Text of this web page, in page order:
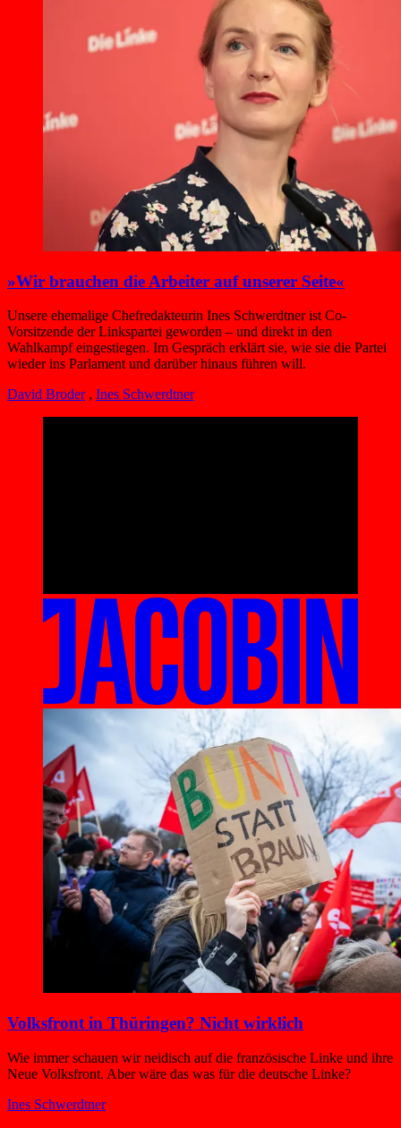
»Wir brauchen die Arbeiter auf unserer Seite«
Unsere ehemalige Chefredakteurin Ines Schwerdtner ist Co-
Vorsitzende der Linkspartei geworden – und direkt in den
Wahlkampf eingestiegen. Im Gespräch erklärt sie, wie sie die Partei
wieder ins Parlament und darüber hinaus führen will.
David Broder , Ines Schwerdtner
Volksfront in Thüringen? Nicht wirklich
Wie immer schauen wir neidisch auf die französische Linke und ihre
Neue Volksfront. Aber wäre das was für die deutsche Linke?
Ines Schwerdtner